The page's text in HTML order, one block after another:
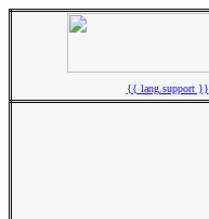
{{ lang.support }}